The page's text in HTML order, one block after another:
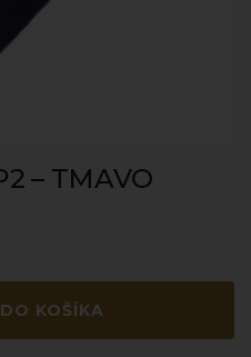
– TMAVO
DO KOŠÍKA